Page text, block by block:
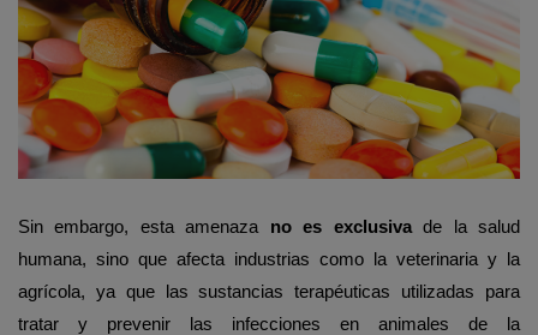
Sin embargo, esta amenaza no es exclusivade la salud
humana, sino que afecta industrias como la veterinaria y la
agrícola, ya que las sustancias terapéuticas utilizadas para
tratar y prevenir las infecciones en animales de la